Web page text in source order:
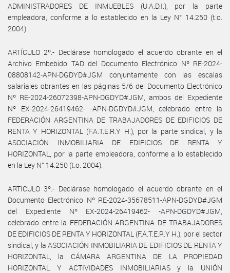
ADMINISTRADORES DE INMUEBLES (U.A.D.I.), por la parte
empleadora, conforme a lo establecido en la Ley N° 14.250 (t.o.
2004).
ARTÍCULO 2º.- Declárase homologado el acuerdo obrante en el
Archivo Embebido TAD del Documento Electrónico Nº RE-2024-
08808142-APN-DGDYD#JGM conjuntamente con las escalas
salariales obrantes en las páginas 5/6 del Documento Electrónico
Nº RE-2024-26072398-APN-DGDYD#JGM, ambos del Expediente
Nº EX-2024-26419462- -APN-DGDYD#JGM, celebrado entre la
FEDERACIÓN ARGENTINA DE TRABAJADORES DE EDIFICIOS DE
RENTA Y HORIZONTAL (F.A.T.E.R.Y H.), por la parte sindical, y la
ASOCIACIÓN INMOBILIARIA DE EDIFICIOS DE RENTA Y
HORIZONTAL, por la parte empleadora, conforme a lo establecido
en la Ley N° 14.250 (t.o. 2004).
ARTICULO 3º.- Declárase homologado el acuerdo obrante en el
Documento Electrónico Nº RE-2024-35678511-APN-DGDYD#JGM
del Expediente Nº EX-2024-26419462- -APN-DGDYD#JGM,
celebrado entre la FEDERACIÓN ARGENTINA DE TRABAJADORES
DE EDIFICIOS DE RENTA Y HORIZONTAL (F.A.T.E.R.Y H.), por el sector
sindical, y la ASOCIACIÓN INMOBILIARIA DE EDIFICIOS DE RENTA Y
HORIZONTAL, la CÁMARA ARGENTINA DE LA PROPIEDAD
HORIZONTAL Y ACTIVIDADES INMOBILIARIAS y la UNIÓN